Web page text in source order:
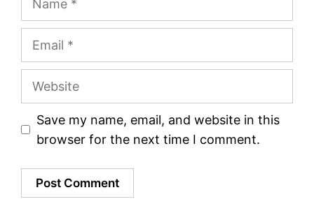
Website
Save my name, email, and website in this
browser for the next time I comment.